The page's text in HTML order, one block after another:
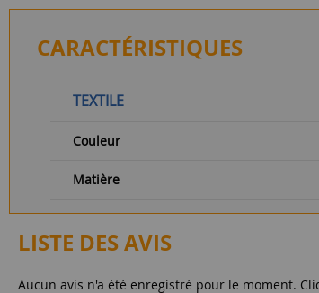
CARACTÉRISTIQUES
TEXTILE
Couleur
Matière
LISTE DES AVIS
Aucun avis n'a été enregistré pour le moment.